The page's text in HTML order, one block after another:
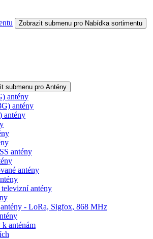
Zobrazit submenu pro Nabídka sortimentu
submenu pro Antény
antény
antény
antény
antény
antény
antény
- LoRa, Sigfox, 868 MHz
anténám